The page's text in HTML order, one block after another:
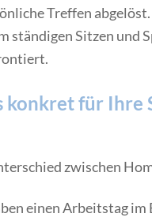
Treffen
Sitzen und
konkret für Ihre
zwischen
einen Arbeitstag